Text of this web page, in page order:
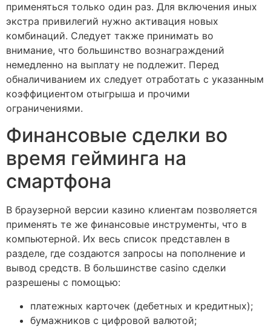
применяться только один раз. Для включения иных
экстра привилегий нужно активация новых
комбинаций. Следует также принимать во
внимание, что большинство вознаграждений
немедленно на выплату не подлежит. Перед
обналичиванием их следует отработать с указанным
коэффициентом отыгрыша и прочими
ограничениями.
Финансовые сделки во
время гейминга на
смартфона
В браузерной версии казино клиентам позволяется
применять те же финансовые инструменты, что в
компьютерной. Их весь список представлен в
разделе, где создаются запросы на пополнение и
вывод средств. В большинстве casino сделки
разрешены с помощью:
платежных карточек (дебетных и кредитных);
бумажников с цифровой валютой;